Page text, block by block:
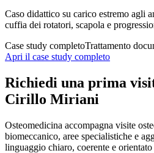
Caso didattico su carico estremo agli
cuffia dei rotatori, scapola e
Case study completoTrattamento
Apri il case study completo
Richiedi una prima
Cirillo Miriani
Osteomedicina accompagna visite
biomeccanico, aree specialistiche e
linguaggio chiaro, coerente e